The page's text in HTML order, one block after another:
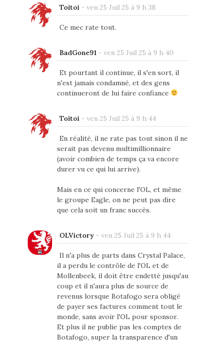
Toitoi - ven 25 Juil 25 à 9 h 38
Ce mec rate tout.
BadGone91 - ven 25 Juil 25 à 9 h 40
Et pourtant il continue, il s'en sort, il
n'est jamais condamné, et des gens
continueront de lui faire confiance
Toitoi - ven 25 Juil 25 à 9 h 44
En réalité, il ne rate pas tout sinon il ne
serait pas devenu multimillionnaire
(avoir combien de temps ça va encore
durer vu ce qui lui arrive).
Mais en ce qui concerne l'OL, et même
le groupe Eagle, on ne peut pas dire
que cela soit un franc succès.
OLVictory- ven 25 Juil 25 à 9 h 44
Il n'a plus de parts dans Crystal Palace,
il a perdu le contrôle de l'OL et de
Mollenbeek, il doit être endetté jusqu'au
coup et il n'aura plus de source de
revenus lorsque Botafogo sera obligé
de payer ses factures comment tout le
monde, sans avoir l'OL pour sponsor.
Et plus il ne publie pas les comptes de
Botafogo, super la transparence d'un